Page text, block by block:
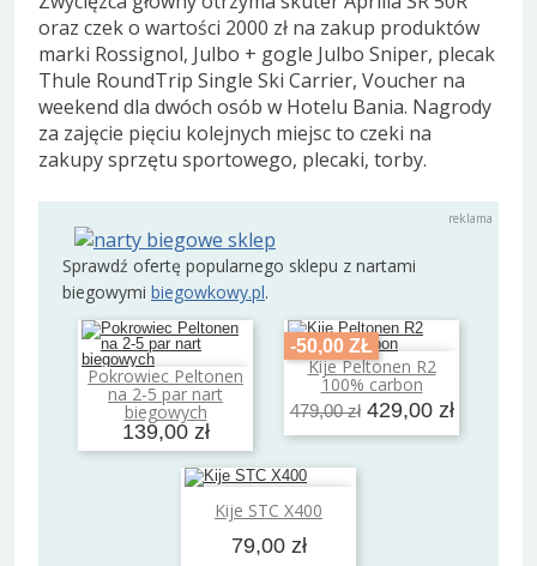
oraz czek o wartości 2000 zł na zakup produktów
marki Rossignol, Julbo + gogle Julbo Sniper, plecak
Thule RoundTrip Single Ski Carrier, Voucher na
weekend dla dwóch osób w Hotelu Bania. Nagrody
za zajęcie pięciu kolejnych miejsc to czeki na
zakupy sprzętu sportowego, plecaki, torby.
Sprawdź ofertę popularnego sklepu z nartami
biegowymi biegowkowy.pl.
Pokrowiec Peltonen
na 2-5 par nart
biegowych
139,00 zł
Dodaj do koszyka
-50,00 ZŁ
Kije Peltonen R2
100% carbon
479,00 zł 429,00 zł
Dodaj do koszyka
Kije STC X400
79,00 zł
Dodaj do koszyka